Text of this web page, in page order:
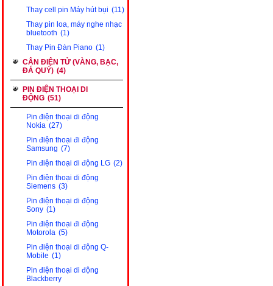
Thay cell pin Máy hút bụi (11)
Thay pin loa, máy nghe nhạc
bluetooth (1)
Thay Pin Đàn Piano (1)
CÂN ĐIỆN TỬ (VÀNG, BẠC,
ĐÁ QUÝ) (4)
PIN ĐIỆN THOẠI DI
ĐỘNG (51)
Pin điện thoại di động
Nokia (27)
Pin điện thoại đi động
Samsung (7)
Pin điện thoại di động LG (2)
Pin điện thoại di động
Siemens (3)
Pin điện thoại di động
Sony (1)
Pin điện thoại đi động
Motorola (5)
Pin điện thoại di động Q-
Mobile (1)
Pin điện thoại di động
Blackberry